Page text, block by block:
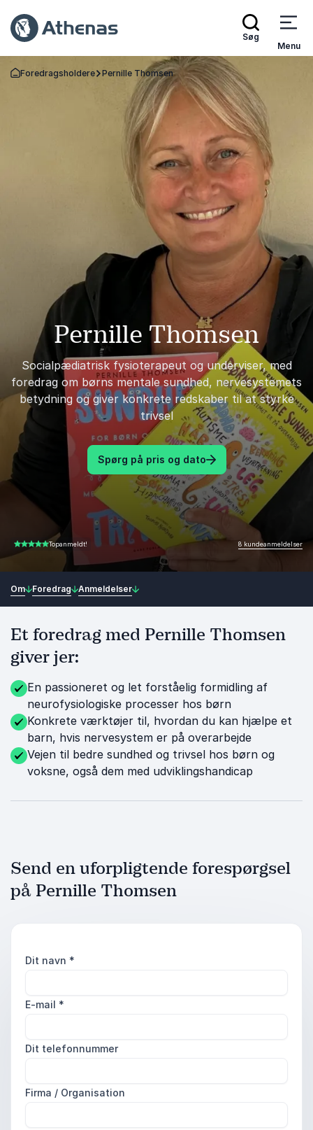
Søg
Menu
Tilbage til forsiden
Foredragsholdere Pernille Thomsen
Pernille Thomsen
Socialpædiatrisk fysioterapeut og underviser, med
foredrag om børns mentale sundhed, nervesystemets
betydning og giver konkrete redskaber til at styrke
trivsel
Spørg på pris og dato
5.00 ud af 5Topanmeldt! 8 kundeanmeldelser
Om Foredrag Anmeldelser
Et foredrag med Pernille Thomsen
giver jer:
En passioneret og let forståelig formidling af
neurofysiologiske processer hos børn
Konkrete værktøjer til, hvordan du kan hjælpe et
barn, hvis nervesystem er på overarbejde
Vejen til bedre sundhed og trivsel hos børn og
voksne, også dem med udviklingshandicap
Send en uforpligtende forespørgsel
på Pernille Thomsen
Dit navn *
E-mail *
Dit telefonnummer
Firma / Organisation